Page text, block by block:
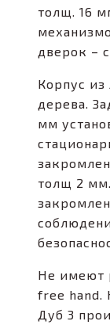
толщ. 16
дверок –
Корпус
дерева.
мм
толщ 2
Не имеют
free hand.
Дуб 3